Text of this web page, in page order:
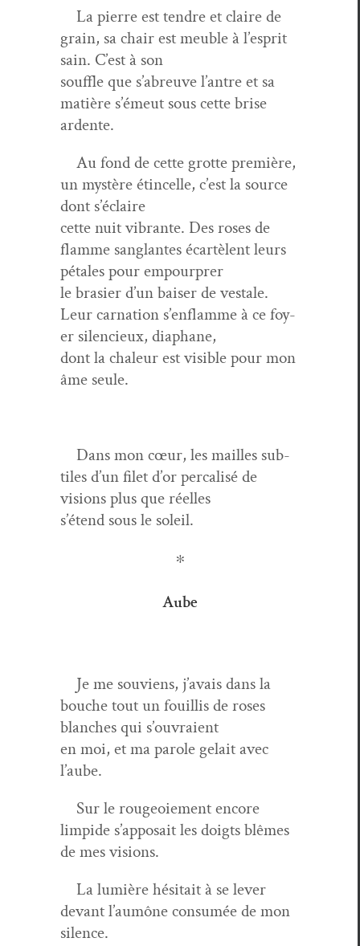
La pierre est ten­dre et claire de
grain, sa chair est meu­ble à l’e­sprit
sain. C’est à son
souf­fle que s’abreuve l’antre et sa
matière s’émeut sous cette brise
ardente.
Au fond de cette grotte pre­mière,
un mys­tère étin­celle, c’est la source
dont s’éclaire
cette nuit vibrante. Des ros­es de
flamme sanglantes écartè­lent leurs
pétales pour empourprer
le brasi­er d’un bais­er de vestale.
Leur car­na­tion s’en­flamme à ce foy­
er silen­cieux, diaphane,
dont la chaleur est vis­i­ble pour mon
âme seule.
Dans mon cœur, les mailles sub­
tiles d’un filet d’or per­cal­isé de
visions plus que réelles
s’é­tend sous le soleil.
∗
Aube
Je me sou­viens, j’avais dans la
bouche tout un fouil­lis de ros­es
blanch­es qui s’ouvraient
en moi, et ma parole gelait avec
l’aube.
Sur le rougeoiement encore
limpi­de s’ap­po­sait les doigts blêmes
de mes visions.
La lumière hési­tait à se lever
devant l’aumône con­sumée de mon
silence.